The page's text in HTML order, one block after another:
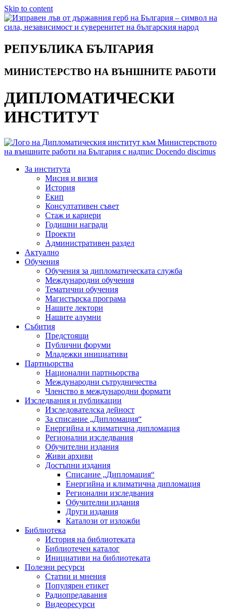
Skip to content
РЕПУБЛИКА БЪЛГАРИЯ
МИНИСТЕРСТВО НА ВЪНШНИТЕ РАБОТИ
ДИПЛОМАТИЧЕСКИ
ИНСТИТУТ
За института
Мисия и визия
История
Екип
Консултативен съвет
Стаж и кариери
Годишни награди
Проекти
Административен раздел
Актуално
Обучения
Обучения за дипломатическата служба
Международни обучения
Тематични обучения
Магистърска програма
Нашите лектори
Нашите алумни
Събития
Предстоящи
Публични форуми
Младежки инициативи
Партньорства
Национални партньорства
Международни сътрудничества
Членство в международни формати
Изследвания и публикации
Изследователска дейност
За списание „Дипломация“
Енергийна и климатична дипломация
Регионални изследвания
Обучителни издания
Живи архиви
Достъпни издания
Списание „Дипломация“
Енергийна и климатична дипломация
Регионални изследвания
Обучителни издания
Други издания
Каталози от изложби
Библиотека
История на библиотеката
Библиотечен каталог
Инициативи на библиотеката
Полезни ресурси
Статии и мнения
Популярен етикет
Радиопредавания
Видеоресурси